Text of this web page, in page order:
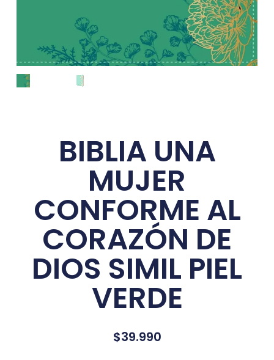
BIBLIA UNA
MUJER
CONFORME AL
CORAZÓN DE
DIOS SIMIL PIEL
VERDE
$39.990